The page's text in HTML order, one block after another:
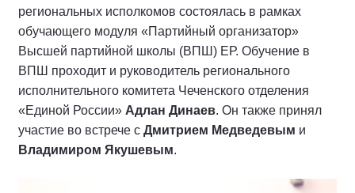
региональных исполкомов состоялась в рамках
обучающего модуля «Партийный организатор»
Высшей партийной школы (ВПШ) ЕР. Обучение в
ВПШ проходит и руководитель регионального
исполнительного комитета Чеченского отделения
«Единой России» Адлан Динаев. Он также принял
участие во встрече с Дмитрием Медведевым и
Владимиром Якушевым.